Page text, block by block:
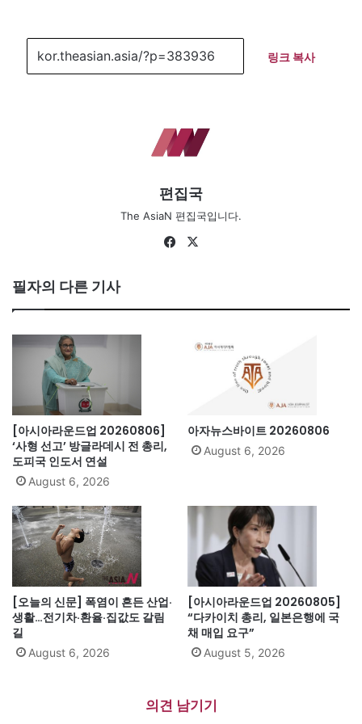
링크 복사
편집국
The AsiaN 편집국입니다.
Facebook
필자의 다른 기사
[아시아라운드업 20260806]
‘사형 선고’ 방글라데시 전 총리,
도피국 인도서 연설
August 6, 2026
아자뉴스바이트 20260806
August 6, 2026
[오늘의 신문] 폭염이 흔든 산업·
생활…전기차·환율·집값도 갈림
길
August 6, 2026
[아시아라운드업 20260805]
“다카이치 총리, 일본은행에 국
채 매입 요구”
August 5, 2026
의견 남기기